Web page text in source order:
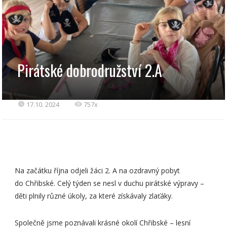
Pirátské dobrodružství 2.A
17.10. 2024 757x
Na začátku října odjeli žáci 2. A na ozdravný pobyt
do Chřibské. Celý týden se nesl v duchu pirátské výpravy –
děti plnily různé úkoly, za které získávaly zlaťáky.
Společně jsme poznávali krásné okolí Chřibské – lesní